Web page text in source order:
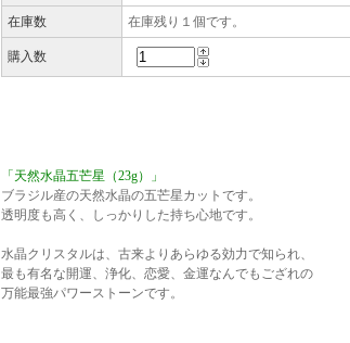
在庫数 在庫残り１個です。
購入数
「天然水晶五芒星（23g）」
ブラジル産の天然水晶の五芒星カットです。
透明度も高く、しっかりした持ち心地です。
水晶クリスタルは、古来よりあらゆる効力で知られ、
最も有名な開運、浄化、恋愛、金運なんでもござれの
万能最強パワーストーンです。